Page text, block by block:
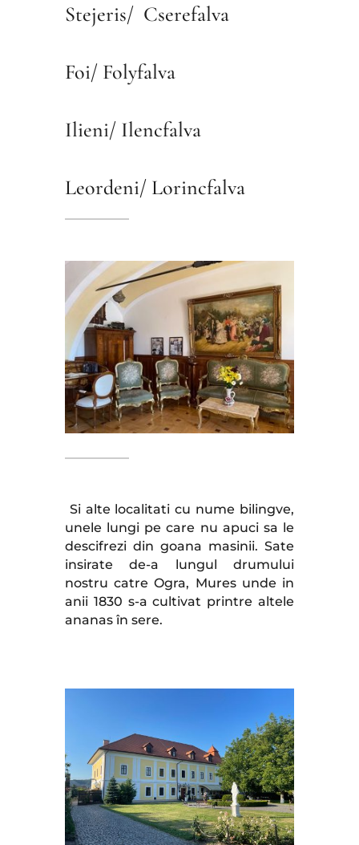
Stejeris/ Cserefalva
Foi/ Folyfalva
Ilieni/ Ilencfalva
Leordeni/ Lorincfalva
Si alte localitati cu nume bilingve,
unele lungi pe care nu apuci sa le
descifrezi din goana masinii. Sate
insirate de-a lungul drumului
nostru catre Ogra, Mures unde in
anii 1830 s-a cultivat printre altele
ananas în sere.